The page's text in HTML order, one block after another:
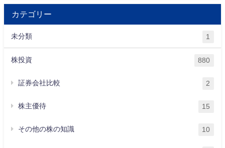
カテゴリー
未分類 1
株投資 880
証券会社比較 2
株主優待 15
その他の株の知識 10